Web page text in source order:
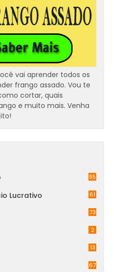
vai aprender todos os
frango assado. Vou te
cortar, quais
e muito mais. Venha
95
Lucrativo 61
73
2
13
67